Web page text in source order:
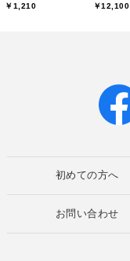
￥1,210
￥12,100
初めての方へ
お問い合わせ